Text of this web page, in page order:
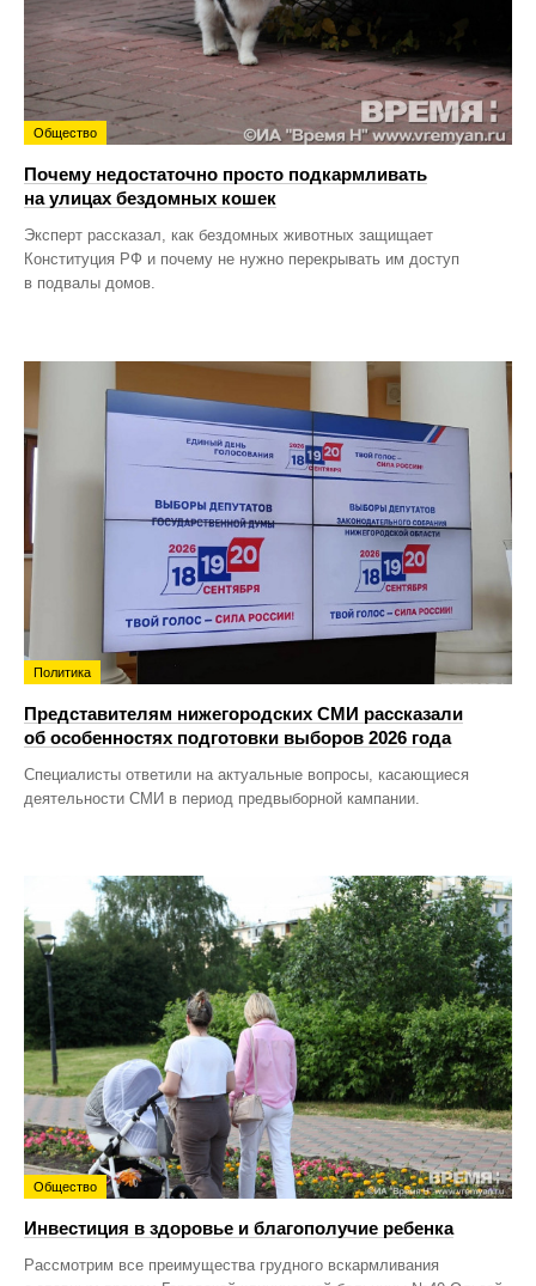
Общество
Почему недостаточно просто подкармливать
на улицах бездомных кошек
Эксперт рассказал, как бездомных животных защищает
Конституция РФ и почему не нужно перекрывать им доступ
в подвалы домов.
Политика
Представителям нижегородских СМИ рассказали
об особенностях подготовки выборов 2026 года
Специалисты ответили на актуальные вопросы, касающиеся
деятельности СМИ в период предвыборной кампании.
Общество
Инвестиция в здоровье и благополучие ребенка
Рассмотрим все преимущества грудного вскармливания